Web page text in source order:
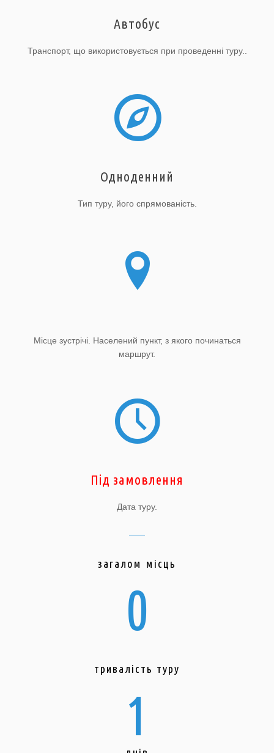
Автобус
Транспорт, що використовується при проведенні туру..
Одноденний
Тип туру, його спрямованість.
Місце зустрічі. Населений пункт, з якого починаться
маршрут.
Під замовлення
Дата туру.
загалом місць
0
тривалість туру
1